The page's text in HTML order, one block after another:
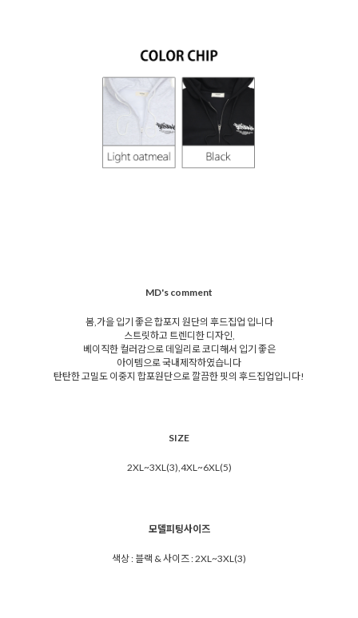
MD's comment
봄,가을 입기 좋은 합포지 원단의 후드집업 입니다
스트릿하고 트렌디한 디자인,
베이직한 컬러감으로 데일리로 코디해서 입기 좋은
아이템으로 국내제작하였습니다
탄탄한 고밀도 이중지 합포원단으로 깔끔한 핏의 후드집업입니다!
SIZE
2XL~3XL(3),4XL~6XL(5)
모델피팅사이즈
색상 : 블랙 & 사이즈 : 2XL~3XL(3)